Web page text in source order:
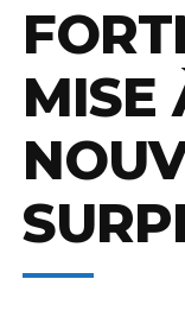
MISE